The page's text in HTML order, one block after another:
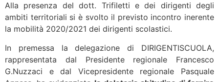
Alla presenza del dott. Trifiletti e dei dirigenti degli
ambiti territoriali si è svolto il previsto incontro inerente
la mobilità 2020/2021 dei dirigenti scolastici.
In premessa la delegazione di DIRIGENTISCUOLA,
rappresentata dal Presidente regionale Francesco
G.Nuzzaci e dal Vicepresidente regionale Pasquale